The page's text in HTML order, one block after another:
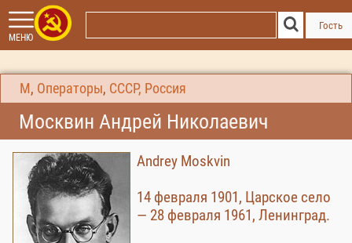
МЕНЮ
Гость
М , Операторы, СССР, Россия
Москвин Андрей Николаевич
Andrey Moskvin
14 февраля 1901, Царское село
— 28 февраля 1961, Ленинград.